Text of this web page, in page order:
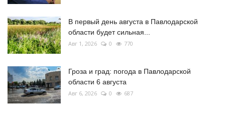
В первый день августа в Павлодарской
области будет сильная...
Авг 1, 2026 0 770
Гроза и град: погода в Павлодарской
области 6 августа
Авг 6, 2026 0 687